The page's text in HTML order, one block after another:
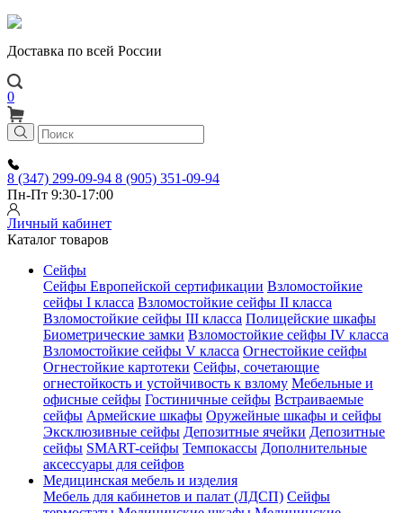
Доставка по всей России
0
8 (347) 299-09-94 8 (905) 351-09-94
Пн-Пт 9:30-17:00
Личный кабинет
Каталог товаров
Сейфы
Сейфы Европейской сертификации Взломостойкие
сейфы I класса Взломостойкие сейфы II класса
Взломостойкие сейфы III класса Полицейские шкафы
Биометрические замки Взломостойкие сейфы IV класса
Взломостойкие сейфы V класса Огнестойкие сейфы
Огнестойкие картотеки Сейфы, сочетающие
огнестойкость и устойчивость к взлому Мебельные и
офисные сейфы Гостиничные сейфы Встраиваемые
сейфы Армейские шкафы Оружейные шкафы и сейфы
Эксклюзивные сейфы Депозитные ячейки Депозитные
сейфы SMART-сейфы Темпокассы Дополнительные
аксессуары для сейфов
Медицинская мебель и изделия
Мебель для кабинетов и палат (ЛДСП) Сейфы